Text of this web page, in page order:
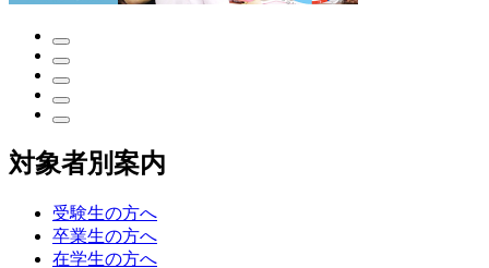
対象者別案内
受験生の方へ
卒業生の方へ
在学生の方へ